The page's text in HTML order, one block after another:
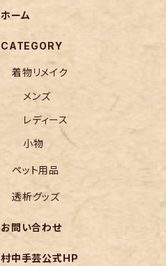
ホーム
CATEGORY
着物リメイク
メンズ
レディース
小物
ペット用品
透析グッズ
お問い合わせ
村中手芸公式HP